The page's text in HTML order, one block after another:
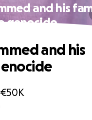
and his
genocide
€50K
and his